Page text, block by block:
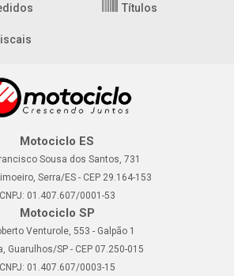
Títulos
Motociclo ES
Sousa dos Santos, 731
Serra/ES - CEP 29.164-153
CNPJ: 01.407.607/0001-53
Motociclo SP
Venturole, 553 - Galpão 1
Guarulhos/SP - CEP 07.250-015
CNPJ: 01.407.607/0003-15